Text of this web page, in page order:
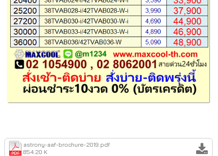
astrony-aaf-brochure-2019.pdf
854.20 K